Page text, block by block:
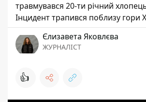
травмувався 20-ти річний
Інцидент трапився поблизу гори
Єлизавета Яковлєва
ЖУРНАЛІСТ
👍